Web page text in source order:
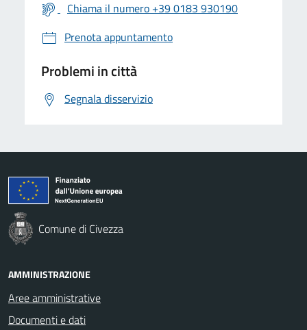
Chiama il numero +39 0183 930190
Prenota appuntamento
Problemi in città
Segnala disservizio
Comune di Civezza
AMMINISTRAZIONE
Aree amministrative
Documenti e dati